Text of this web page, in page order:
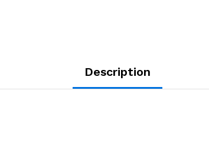
Description